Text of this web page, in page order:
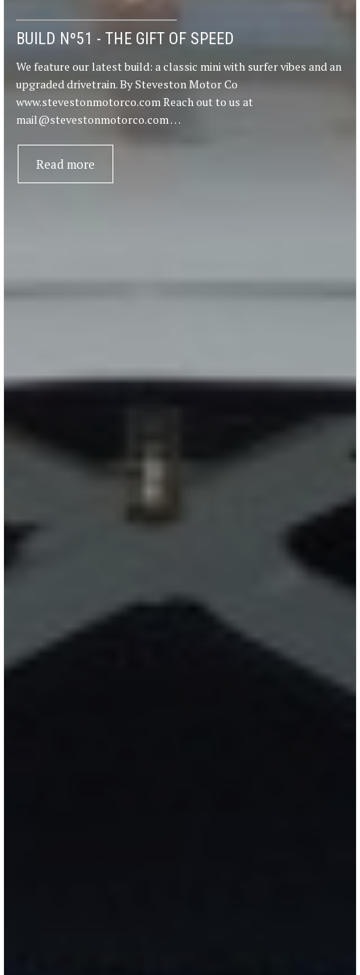
BUILD Nº51 - THE GIFT OF SPEED
We feature our latest build: a classic mini with surfer vibes and an
upgraded drivetrain. By Steveston Motor Co
www.stevestonmotorco.com Reach out to us at
mail@stevestonmotorco.com …
Read more